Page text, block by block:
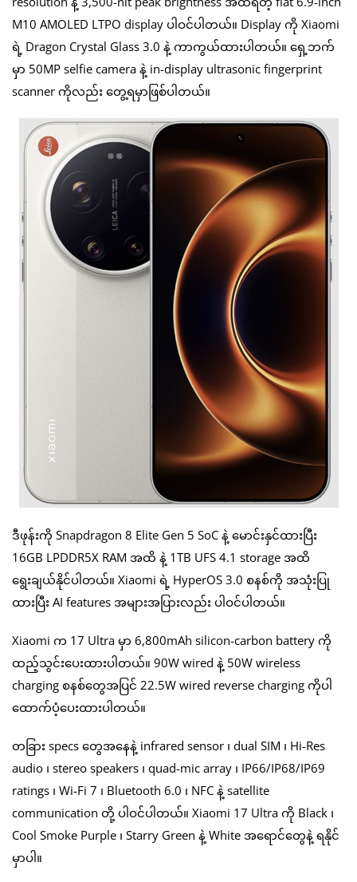
M10 AMOLED LTPO display ပါဝင်ပါတယ်။ Display ကို Xiaomi
ရဲ့ Dragon Crystal Glass 3.0 နဲ့ ကာကွယ်ထားပါတယ်။ ရှေ့ဘက်
မှာ 50MP selfie camera နဲ့ in-display ultrasonic fingerprint
scanner ကိုလည်း တွေ့ရမှာဖြစ်ပါတယ်။
ဒီဖုန်းကို Snapdragon 8 Elite Gen 5 SoC နဲ့ မောင်းနှင်ထားပြီး
16GB LPDDR5X RAM အထိ နဲ့ 1TB UFS 4.1 storage အထိ
ရွေးချယ်နိုင်ပါတယ်။ Xiaomi ရဲ့ HyperOS 3.0 စနစ်ကို အသုံးပြု
ထားပြီး AI features အများအပြားလည်း ပါဝင်ပါတယ်။
Xiaomi က 17 Ultra မှာ 6,800mAh silicon-carbon battery ကို
ထည့်သွင်းပေးထားပါတယ်။ 90W wired နဲ့ 50W wireless
charging စနစ်တွေအပြင် 22.5W wired reverse charging ကိုပါ
ထောက်ပံ့ပေးထားပါတယ်။
တခြား specs တွေအနေနဲ့ infrared sensor ၊ dual SIM ၊ Hi-Res
audio ၊ stereo speakers ၊ quad-mic array ၊ IP66/IP68/IP69
ratings ၊ Wi-Fi 7 ၊ Bluetooth 6.0 ၊ NFC နဲ့ satellite
communication တို့ ပါဝင်ပါတယ်။ Xiaomi 17 Ultra ကို Black ၊
Cool Smoke Purple ၊ Starry Green နဲ့ White အရောင်တွေနဲ့ ရနိုင်
မှာပါ။